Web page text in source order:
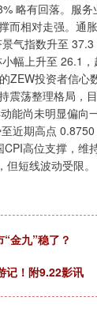
略有回落。服
而相对走强。通
气指数升至
幅上升至 26.1
投资者信
震荡整理格局，
能尚未明显偏
近期高点
高位支撑，
短线波动受限。
金九”稳了？
记！附9.22影讯